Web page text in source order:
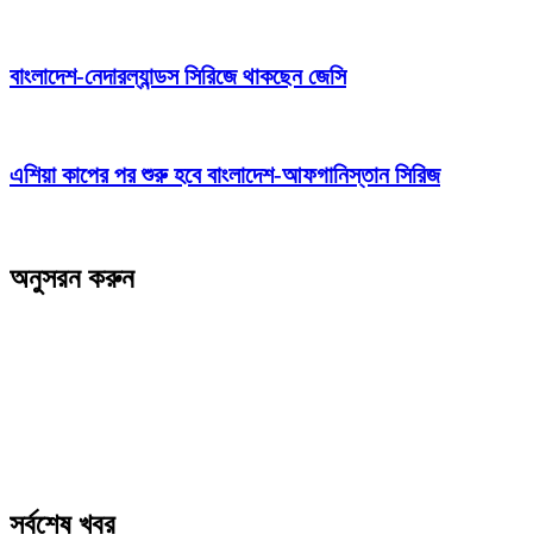
বাংলাদেশ-নেদারল্যান্ডস সিরিজে থাকছেন জেসি
এশিয়া কাপের পর শুরু হবে বাংলাদেশ-আফগানিস্তান সিরিজ
অনুসরন করুন
সর্বশেষ খবর